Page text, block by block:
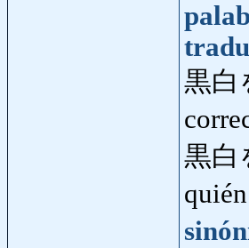
黒白
黒白